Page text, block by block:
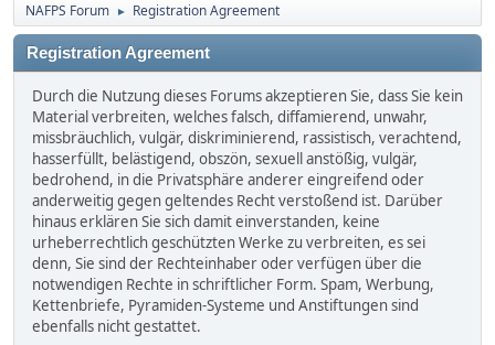
NAFPS Forum ► Registration Agreement
Registration Agreement
Durch die Nutzung dieses Forums akzeptieren Sie, dass Sie kein
Material verbreiten, welches falsch, diffamierend, unwahr,
missbräuchlich, vulgär, diskriminierend, rassistisch, verachtend,
hasserfüllt, belästigend, obszön, sexuell anstößig, vulgär,
bedrohend, in die Privatsphäre anderer eingreifend oder
anderweitig gegen geltendes Recht verstoßend ist. Darüber
hinaus erklären Sie sich damit einverstanden, keine
urheberrechtlich geschützten Werke zu verbreiten, es sei
denn, Sie sind der Rechteinhaber oder verfügen über die
notwendigen Rechte in schriftlicher Form. Spam, Werbung,
Kettenbriefe, Pyramiden-Systeme und Anstiftungen sind
ebenfalls nicht gestattet.